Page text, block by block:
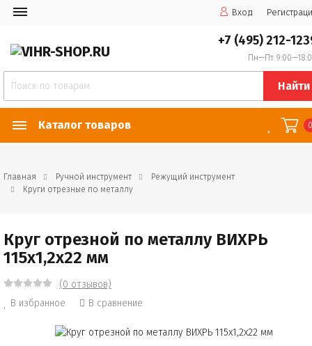
Вход
+7 (495) 212-
Пн—Пт
Найти
Каталог товаров
Главная Ручной инструмент
Режущий инструмент
Круги отрезные по металлу
Круг отрезной по металлу ВИХРЬ
115х1,2х22 мм
(0 отзывов)
В избранное
В сравнение